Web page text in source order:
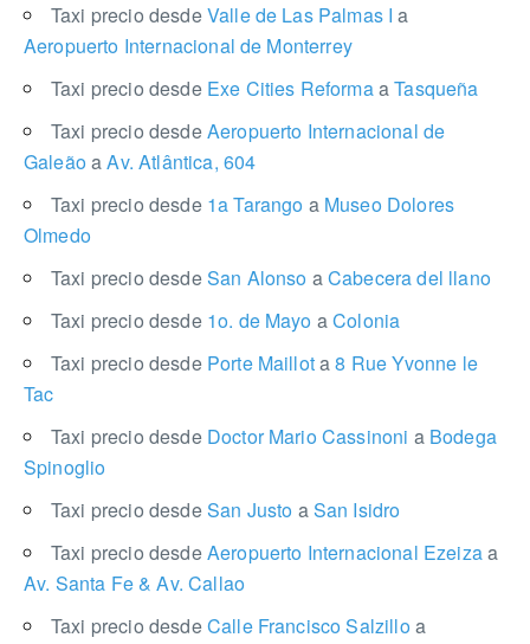
Taxi precio desdeValle de Las Palmas Ia
Aeropuerto Internacional de Monterrey
Taxi precio desde Exe Cities ReformaaTasqueña
Taxi precio desdeAeropuerto Internacional de
GaleãoaAv. Atlântica, 604
Taxi precio desde 1a Tarango aMuseo Dolores
Olmedo
Taxi precio desdeSan Alonso aCabecera del llano
Taxi precio desde 1o. de Mayo aColonia
Taxi precio desde Porte Maillota8 Rue Yvonne le
Tac
Taxi precio desde Doctor Mario Cassinoni aBodega
Spinoglio
Taxi precio desdeSan Justo aSan Isidro
Taxi precio desdeAeropuerto Internacional Ezeizaa
Av. Santa Fe & Av. Callao
Taxi precio desdeCalle Francisco Salzilloa